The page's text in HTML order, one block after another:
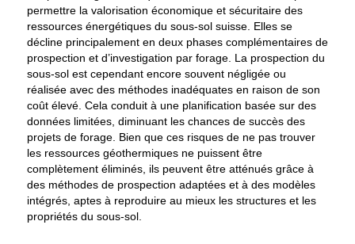
permettre la valorisation économique et sécuritaire des
ressources énergétiques du sous-sol suisse. Elles se
décline principalement en deux phases complémentaires de
prospection et d’investigation par forage. La prospection du
sous-sol est cependant encore souvent négligée ou
réalisée avec des méthodes inadéquates en raison de son
coût élevé. Cela conduit à une planification basée sur des
données limitées, diminuant les chances de succès des
projets de forage. Bien que ces risques de ne pas trouver
les ressources géothermiques ne puissent être
complètement éliminés, ils peuvent être atténués grâce à
des méthodes de prospection adaptées et à des modèles
intégrés, aptes à reproduire au mieux les structures et les
propriétés du sous-sol.